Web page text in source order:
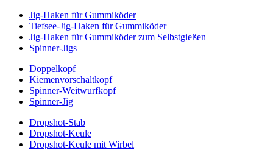
Jig-Haken für Gummiköder
Tiefsee-Jig-Haken für Gummiköder
Jig-Haken für Gummiköder zum Selbstgießen
Spinner-Jigs
Doppelkopf
Kiemenvorschaltkopf
Spinner-Weitwurfkopf
Spinner-Jig
Dropshot-Stab
Dropshot-Keule
Dropshot-Keule mit Wirbel